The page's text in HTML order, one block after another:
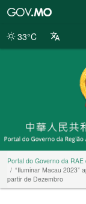
da
33°C
Portal do Governo da RAE
“Iluminar Macau 2023”
partir de Dezembro